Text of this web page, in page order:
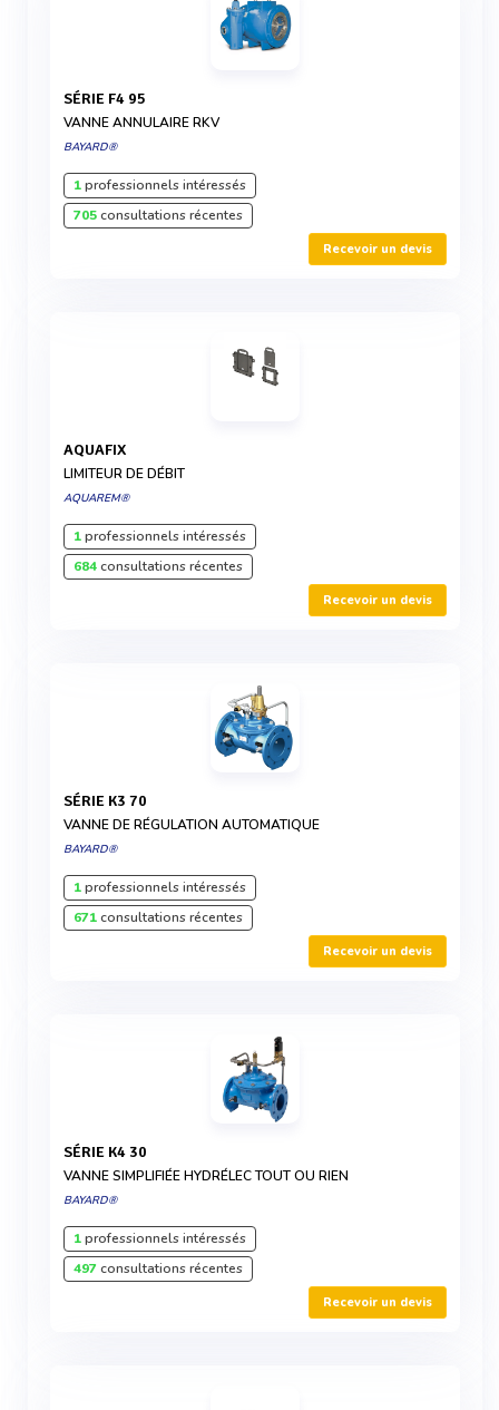
SÉRIE F4 95
VANNE ANNULAIRE RKV
BAYARD®
1professionnels intéressés
705consultations récentes
Recevoir un devis
AQUAFIX
LIMITEUR DE DÉBIT
AQUAREM®
1professionnels intéressés
684consultations récentes
Recevoir un devis
SÉRIE K3 70
VANNE DE RÉGULATION AUTOMATIQUE
BAYARD®
1professionnels intéressés
671consultations récentes
Recevoir un devis
SÉRIE K4 30
VANNE SIMPLIFIÉE HYDRÉLEC TOUT OU RIEN
BAYARD®
1professionnels intéressés
497consultations récentes
Recevoir un devis